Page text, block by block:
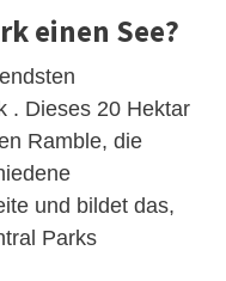
einen See?
. Dieses 20 Hektar
Ramble, die
und bildet das,
Parks